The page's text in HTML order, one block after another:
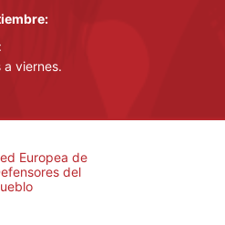
viernes.
Europea de
del